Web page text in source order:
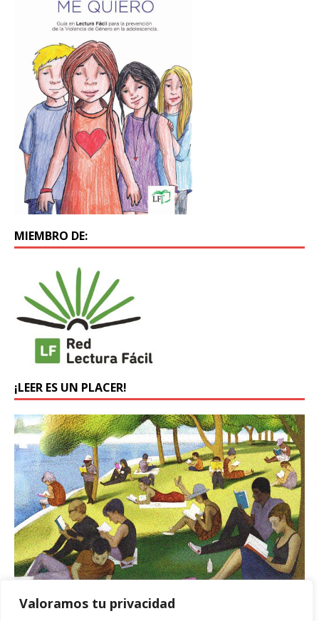
Valoramos tu privacidad
MIEMBRO DE:
¡LEER ES UN PLACER!